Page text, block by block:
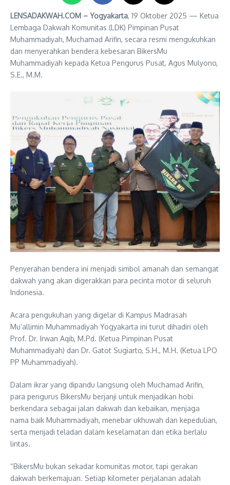
LENSADAKWAH.COM – Yogyakarta, 19 Oktober 2025 — Ketua
Lembaga Dakwah Komunitas (LDK) Pimpinan Pusat
Muhammadiyah, Muchamad Arifin, secara resmi mengukuhkan
dan menyerahkan bendera kebesaran BikersMu
Muhammadiyah kepada Ketua Pengurus Pusat, Agus Mulyono,
S.E., M.M.
Penyerahan bendera ini menjadi simbol amanah dan semangat
dakwah yang akan digerakkan para pecinta motor di seluruh
Indonesia.
Acara pengukuhan yang digelar di Kampus Madrasah
Mu’allimin Muhammadiyah Yogyakarta ini turut dihadiri oleh
Prof. Dr. Irwan Aqib, M.Pd. (Ketua Pimpinan Pusat
Muhammadiyah) dan Dr. Gatot Sugiarto, S.H., M.H. (Ketua LPO
PP Muhammadiyah).
Dalam ikrar yang dipandu langsung oleh Muchamad Arifin,
para pengurus BikersMu berjanji untuk menjadikan hobi
berkendara sebagai jalan dakwah dan kebaikan, menjaga
nama baik Muhammadiyah, menebar ukhuwah dan kepedulian,
serta menjadi teladan dalam keselamatan dan etika berlalu
lintas.
“BikersMu bukan sekadar komunitas motor, tapi gerakan
dakwah berkemajuan. Setiap kilometer perjalanan adalah